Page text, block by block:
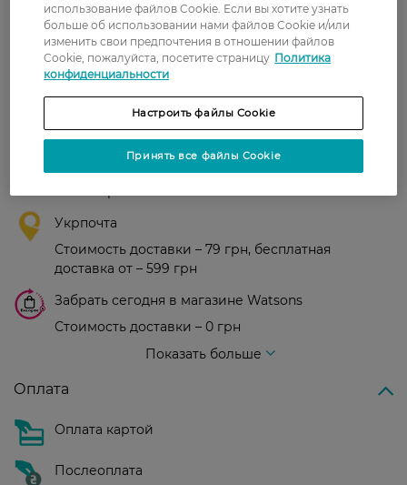
Показати ще
В отделение Новой почты - 99 грн, бесплатно
Укрпочта
Стоимость доставки – 79 грн, бесплатная
доставка от – 599 грн
Забрать сегодня в магазине Watsons
Стоимость доставки – 0 грн
Показать больше
Оплата
Оплата картой
Послеоплата
использование файлов Cookie. Если вы хотите узнать
больше об использовании нами файлов Cookie и/или
изменить свои предпочтения в отношении файлов
Cookie, пожалуйста, посетите страницу Политика
конфиденциальности
Настроить файлы Cookie
Принять все файлы Cookie